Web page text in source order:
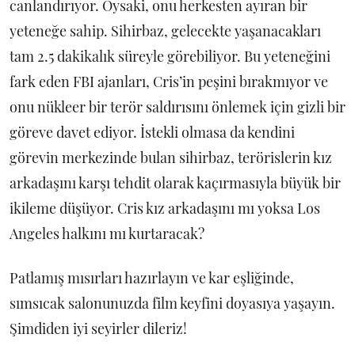
canlandırıyor. Oysaki, onu herkesten ayıran bir
yeteneğe sahip. Sihirbaz, gelecekte yaşanacakları
tam 2.5 dakikalık süreyle görebiliyor. Bu yeteneğini
fark eden FBI ajanları, Cris’in peşini bırakmıyor ve
onu nükleer bir terör saldırısını önlemek için gizli bir
göreve davet ediyor. İstekli olmasa da kendini
görevin merkezinde bulan sihirbaz, terörislerin kız
arkadaşını karşı tehdit olarak kaçırmasıyla büyük bir
ikileme düşüyor. Cris kız arkadaşını mı yoksa Los
Angeles halkını mı kurtaracak?
Patlamış mısırları hazırlayın ve kar eşliğinde,
sımsıcak salonunuzda film keyfini doyasıya yaşayın.
Şimdiden iyi seyirler dileriz!